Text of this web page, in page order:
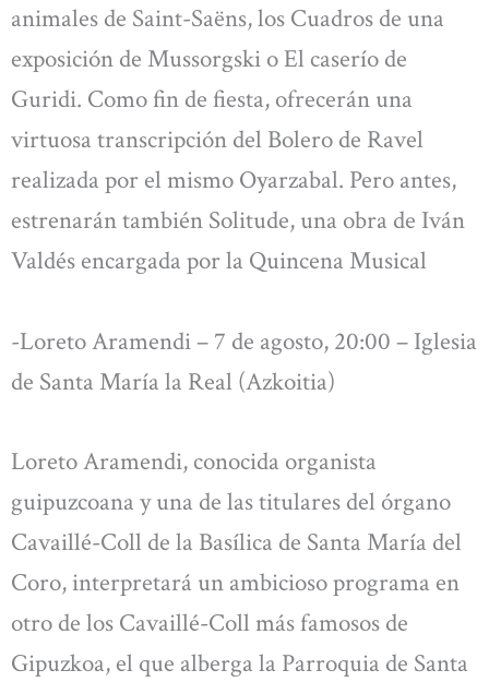
animales de Saint-Saëns, los Cuadros de una
exposición de Mussorgski o El caserío de
Guridi. Como fin de fiesta, ofrecerán una
virtuosa transcripción del Bolero de Ravel
realizada por el mismo Oyarzabal. Pero antes,
estrenarán también Solitude, una obra de Iván
Valdés encargada por la Quincena Musical
-Loreto Aramendi – 7 de agosto, 20:00 – Iglesia
de Santa María la Real (Azkoitia)
Loreto Aramendi, conocida organista
guipuzcoana y una de las titulares del órgano
Cavaillé-Coll de la Basílica de Santa María del
Coro, interpretará un ambicioso programa en
otro de los Cavaillé-Coll más famosos de
Gipuzkoa, el que alberga la Parroquia de Santa